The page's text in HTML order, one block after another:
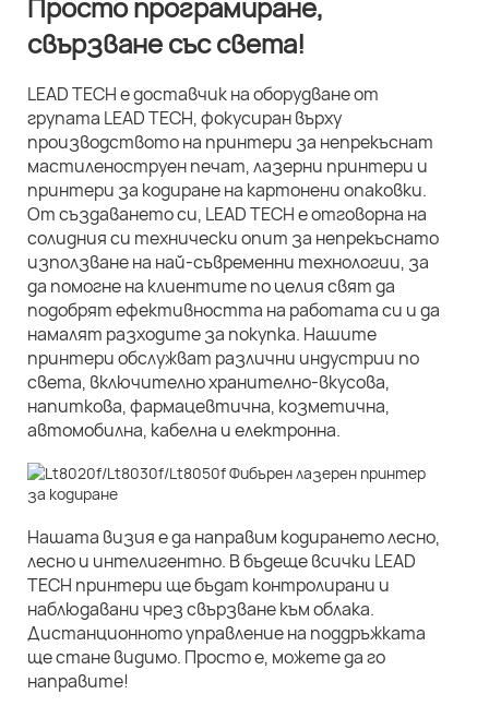
Просто програмиране,
свързване със света!
LEAD TECH е доставчик на оборудване от
групата LEAD TECH, фокусиран върху
производството на принтери за непрекъснат
мастиленоструен печат, лазерни принтери и
принтери за кодиране на картонени опаковки.
От създаването си, LEAD TECH е отговорна на
солидния си технически опит за непрекъснато
използване на най-съвременни технологии, за
да помогне на клиентите по целия свят да
подобрят ефективността на работата си и да
намалят разходите за покупка. Нашите
принтери обслужват различни индустрии по
света, включително хранително-вкусова,
напиткова, фармацевтична, козметична,
автомобилна, кабелна и електронна.
Нашата визия е да направим кодирането лесно,
лесно и интелигентно. В бъдеще всички LEAD
TECH принтери ще бъдат контролирани и
наблюдавани чрез свързване към облака.
Дистанционното управление на поддръжката
ще стане видимо. Просто е, можете да го
направите!